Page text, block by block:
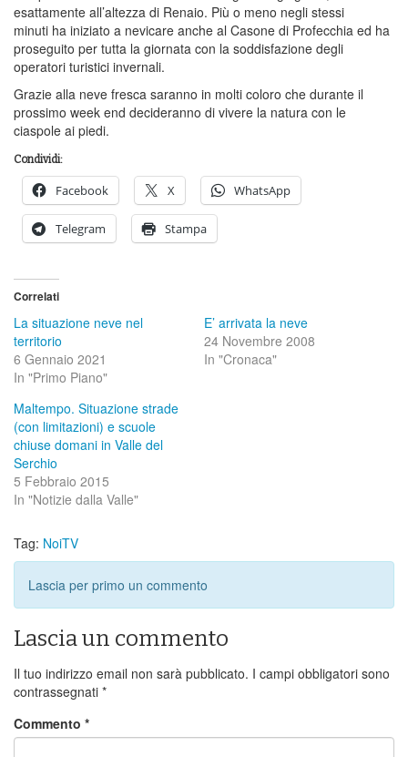
esattamente all’altezza di Renaio. Più o meno negli stessi
minuti ha iniziato a nevicare anche al Casone di Profecchia ed ha
proseguito per tutta la giornata con la soddisfazione degli
operatori turistici invernali.
Grazie alla neve fresca saranno in molti coloro che durante il
prossimo week end decideranno di vivere la natura con le
ciaspole ai piedi.
Condividi:
Facebook X WhatsApp
Telegram Stampa
Correlati
La situazione neve nel
territorio
6 Gennaio 2021
In "Primo Piano"
E’ arrivata la neve
24 Novembre 2008
In "Cronaca"
Maltempo. Situazione strade
(con limitazioni) e scuole
chiuse domani in Valle del
Serchio
5 Febbraio 2015
In "Notizie dalla Valle"
Tag: NoiTV
Lascia per primo un commento
Lascia un commento
Il tuo indirizzo email non sarà pubblicato. I campi obbligatori sono
contrassegnati *
Commento *